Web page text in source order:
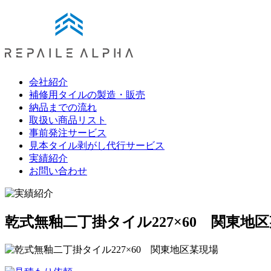
会社紹介
補修用タイルの製造・販売
納品までの流れ
取扱い商品リスト
事前発注サービス
見本タイル剥がし代行サービス
実績紹介
お問い合わせ
乾式無釉二丁掛タイル227×60 関東地